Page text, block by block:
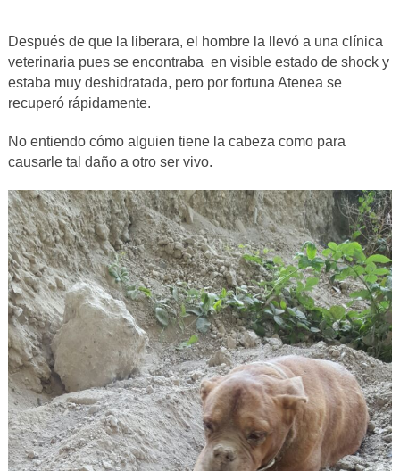
Después de que la liberara, el hombre la llevó a una clínica
veterinaria pues se encontraba en visible estado de shock y
estaba muy deshidratada, pero por fortuna Atenea se
recuperó rápidamente.
No entiendo cómo alguien tiene la cabeza como para
causarle tal daño a otro ser vivo.